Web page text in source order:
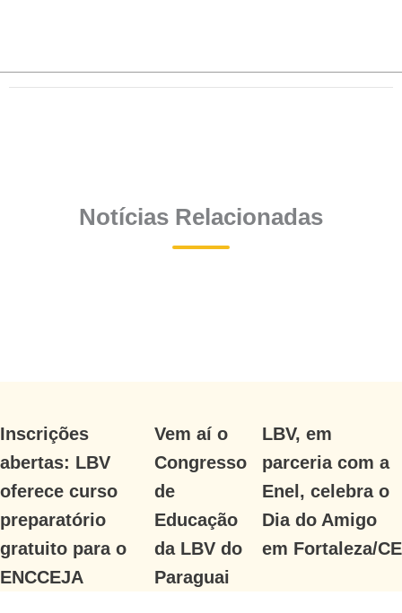
Notícias Relacionadas
Inscrições
abertas: LBV
oferece curso
preparatório
gratuito para o
ENCCEJA
Vem aí o
Congresso
de
Educação
da LBV do
Paraguai
LBV, em
parceria com a
Enel, celebra o
Dia do Amigo
em Fortaleza/CE